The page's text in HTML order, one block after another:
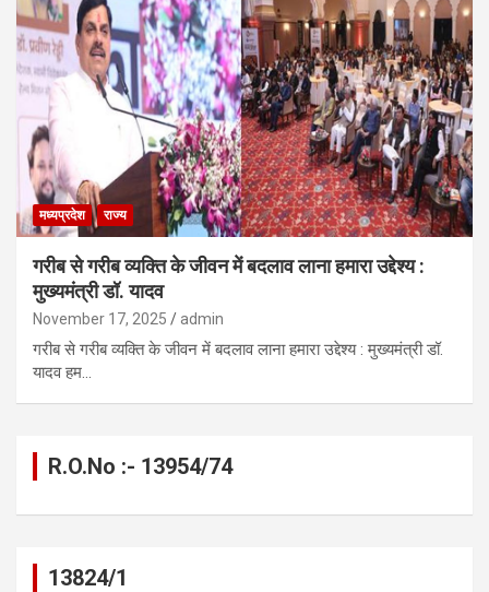
मध्यप्रदेश राज्य
गरीब से गरीब व्यक्ति के जीवन में बदलाव लाना हमारा उद्देश्य :
मुख्यमंत्री डॉ. यादव
November 17, 2025 admin
गरीब से गरीब व्यक्ति के जीवन में बदलाव लाना हमारा उद्देश्य : मुख्यमंत्री डॉ.
यादव हम…
R.O.No :- 13954/74
13824/1